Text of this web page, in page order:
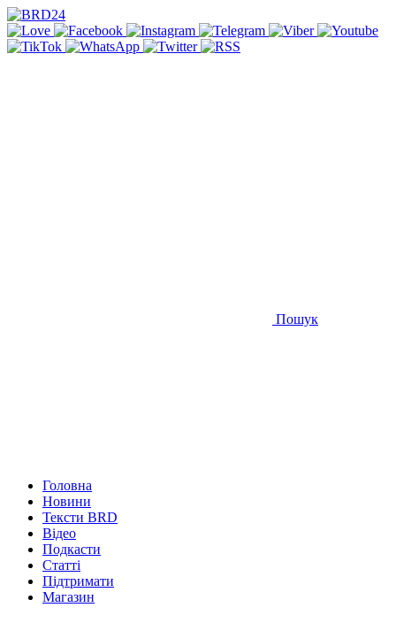
Пошук
Головна
Новини
Тексти BRD
Відео
Подкасти
Статті
Підтримати
Магазин